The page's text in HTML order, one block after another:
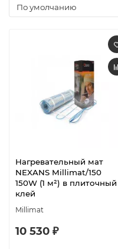
Нагревательный мат
NEXANS Millimat/150
150W (1 м²) в плиточный
клей
Millimat
10 530 ₽